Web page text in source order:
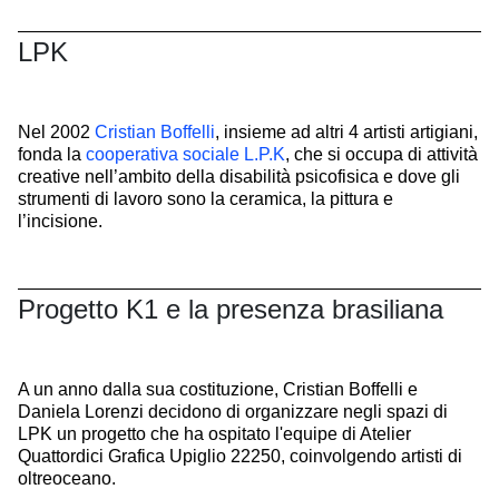
LPK
Nel 2002 Cristian Boffelli, insieme ad altri 4 artisti artigiani,
fonda la cooperativa sociale L.P.K, che si occupa di attività
creative nell’ambito della disabilità psicofisica e dove gli
strumenti di lavoro sono la ceramica, la pittura e
l’incisione.
Progetto K1 e la presenza brasiliana
A un anno dalla sua costituzione, Cristian Boffelli e
Daniela Lorenzi decidono di organizzare negli spazi di
LPK un progetto che ha ospitato l'equipe di Atelier
Quattordici Grafica Upiglio 22250, coinvolgendo artisti di
oltreoceano.